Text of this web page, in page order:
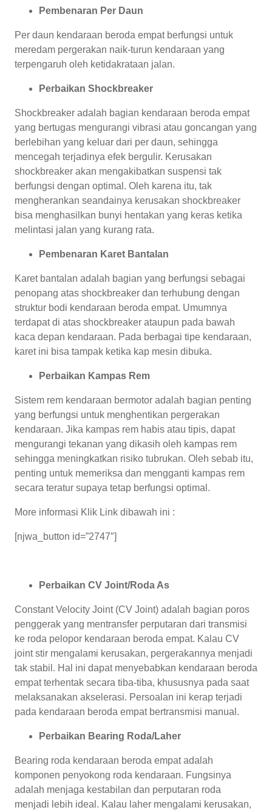
Pembenaran Per Daun
Per daun kendaraan beroda empat berfungsi untuk
meredam pergerakan naik-turun kendaraan yang
terpengaruh oleh ketidakrataan jalan.
Perbaikan Shockbreaker
Shockbreaker adalah bagian kendaraan beroda empat
yang bertugas mengurangi vibrasi atau goncangan yang
berlebihan yang keluar dari per daun, sehingga
mencegah terjadinya efek bergulir. Kerusakan
shockbreaker akan mengakibatkan suspensi tak
berfungsi dengan optimal. Oleh karena itu, tak
mengherankan seandainya kerusakan shockbreaker
bisa menghasilkan bunyi hentakan yang keras ketika
melintasi jalan yang kurang rata.
Pembenaran Karet Bantalan
Karet bantalan adalah bagian yang berfungsi sebagai
penopang atas shockbreaker dan terhubung dengan
struktur bodi kendaraan beroda empat. Umumnya
terdapat di atas shockbreaker ataupun pada bawah
kaca depan kendaraan. Pada berbagai tipe kendaraan,
karet ini bisa tampak ketika kap mesin dibuka.
Perbaikan Kampas Rem
Sistem rem kendaraan bermotor adalah bagian penting
yang berfungsi untuk menghentikan pergerakan
kendaraan. Jika kampas rem habis atau tipis, dapat
mengurangi tekanan yang dikasih oleh kampas rem
sehingga meningkatkan risiko tubrukan. Oleh sebab itu,
penting untuk memeriksa dan mengganti kampas rem
secara teratur supaya tetap berfungsi optimal.
More informasi Klik Link dibawah ini :
[njwa_button id=”2747″]
Perbaikan CV Joint/Roda As
Constant Velocity Joint (CV Joint) adalah bagian poros
penggerak yang mentransfer perputaran dari transmisi
ke roda pelopor kendaraan beroda empat. Kalau CV
joint stir mengalami kerusakan, pergerakannya menjadi
tak stabil. Hal ini dapat menyebabkan kendaraan beroda
empat terhentak secara tiba-tiba, khususnya pada saat
melaksanakan akselerasi. Persoalan ini kerap terjadi
pada kendaraan beroda empat bertransmisi manual.
Perbaikan Bearing Roda/Laher
Bearing roda kendaraan beroda empat adalah
komponen penyokong roda kendaraan. Fungsinya
adalah menjaga kestabilan dan perputaran roda
menjadi lebih ideal. Kalau laher mengalami kerusakan,